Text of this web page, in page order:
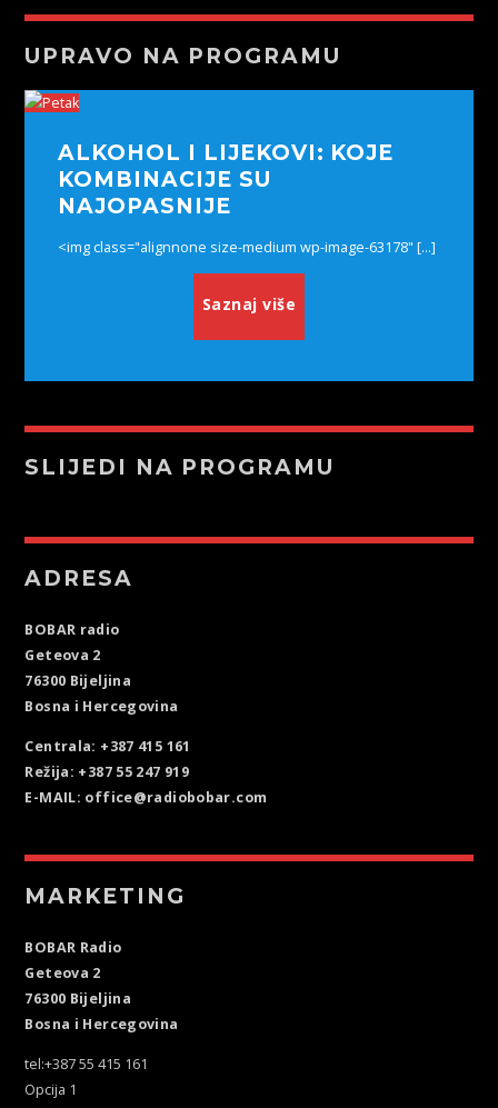
UPRAVO NA PROGRAMU
ALKOHOL I LIJEKOVI: KOJE
KOMBINACIJE SU
NAJOPASNIJE
<img class="alignnone size-medium wp-image-63178" [...]
Saznaj više
SLIJEDI NA PROGRAMU
ADRESA
BOBAR radio
Geteova 2
76300 Bijeljina
Bosna i Hercegovina
Centrala: +387 415 161
Režija: +387 55 247 919
E-MAIL: office@radiobobar.com
MARKETING
BOBAR Radio
Geteova 2
76300 Bijeljina
Bosna i Hercegovina
tel:+387 55 415 161
Opcija 1